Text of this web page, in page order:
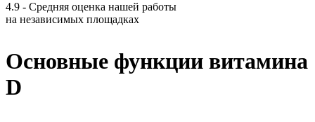
4.9 - Средняя оценка нашей работы
на независимых площадках
Основные функции витамина
D